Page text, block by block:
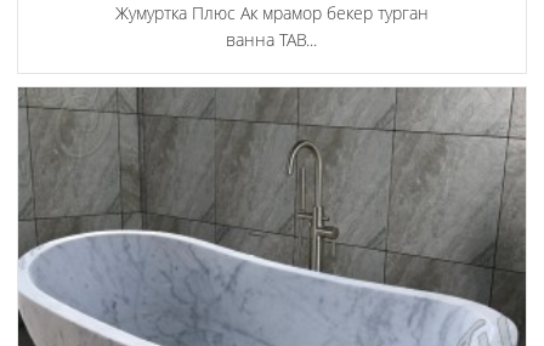
Жумуртка Плюс Ак мрамор бекер турган
ванна TAB...